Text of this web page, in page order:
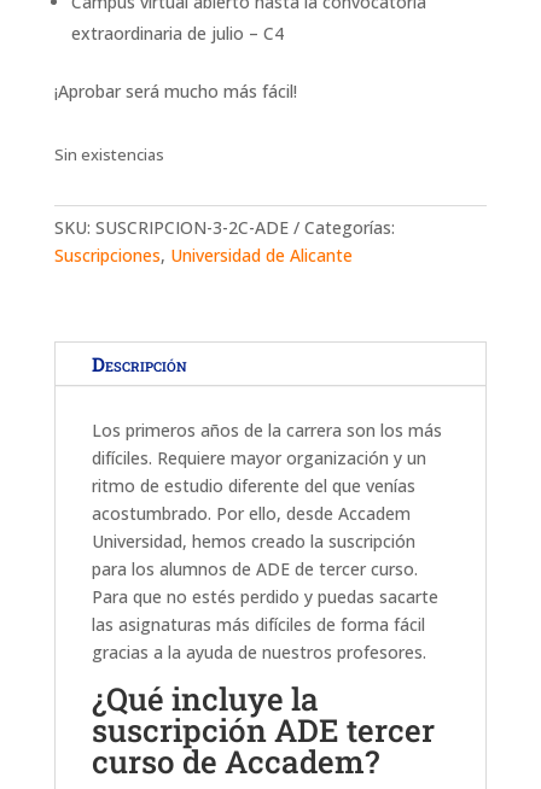
extraordinaria de julio – C4
¡Aprobar será mucho más fácil!
Sin existencias
SKU: SUSCRIPCION-3-2C-ADE
Categorías:
Suscripciones, Universidad de Alicante
Descripción
Los primeros años de la carrera son los más
difíciles. Requiere mayor organización y un
ritmo de estudio diferente del que venías
acostumbrado. Por ello, desde Accadem
Universidad, hemos creado la suscripción
para los alumnos de ADE de tercer curso.
Para que no estés perdido y puedas sacarte
las asignaturas más difíciles de forma fácil
gracias a la ayuda de nuestros profesores.
¿Qué incluye la
suscripción ADE tercer
curso de Accadem?